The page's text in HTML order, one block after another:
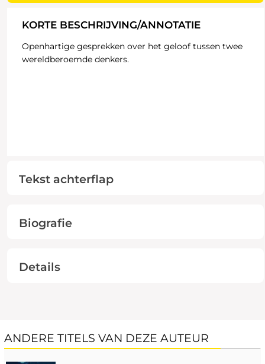
KORTE BESCHRIJVING/ANNOTATIE
Openhartige gesprekken over het geloof tussen twee
wereldberoemde denkers.
Tekst achterflap
Biografie
Details
ANDERE TITELS VAN DEZE AUTEUR